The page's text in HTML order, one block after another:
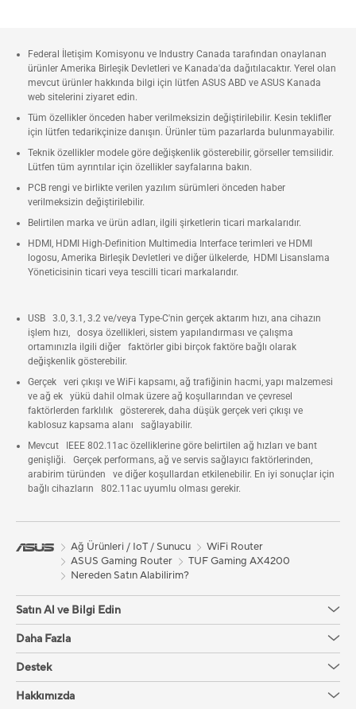
Federal İletişim Komisyonu ve Industry Canada tarafından onaylanan
ürünler Amerika Birleşik Devletleri ve Kanada'da dağıtılacaktır. Yerel olan
mevcut ürünler hakkında bilgi için lütfen ASUS ABD ve ASUS Kanada
web sitelerini ziyaret edin.
Tüm özellikler önceden haber verilmeksizin değiştirilebilir. Kesin teklifler
için lütfen tedarikçinize danışın. Ürünler tüm pazarlarda bulunmayabilir.
Teknik özellikler modele göre değişkenlik gösterebilir, görseller temsilidir.
Lütfen tüm ayrıntılar için özellikler sayfalarına bakın.
PCB rengi ve birlikte verilen yazılım sürümleri önceden haber
verilmeksizin değiştirilebilir.
Belirtilen marka ve ürün adları, ilgili şirketlerin ticari markalarıdır.
HDMI, HDMI High-Definition Multimedia Interface terimleri ve HDMI
logosu, Amerika Birleşik Devletleri ve diğer ülkelerde, HDMI Lisanslama
Yöneticisinin ticari veya tescilli ticari markalarıdır.
USB 3.0, 3.1, 3.2 ve/veya Type-C'nin gerçek aktarım hızı, ana cihazın
işlem hızı, dosya özellikleri, sistem yapılandırması ve çalışma
ortamınızla ilgili diğer faktörler gibi birçok faktöre bağlı olarak
değişkenlik gösterebilir.
Gerçek veri çıkışı ve WiFi kapsamı, ağ trafiğinin hacmi, yapı malzemesi
ve ağ ek yükü dahil olmak üzere ağ koşullarından ve çevresel
faktörlerden farklılık göstererek, daha düşük gerçek veri çıkışı ve
kablosuz kapsama alanı sağlayabilir.
Mevcut IEEE 802.11ac özelliklerine göre belirtilen ağ hızları ve bant
genişliği. Gerçek performans, ağ ve servis sağlayıcı faktörlerinden,
arabirim türünden ve diğer koşullardan etkilenebilir. En iyi sonuçlar için
bağlı cihazların 802.11ac uyumlu olması gerekir.
Ağ Ürünleri / IoT / Sunucu
WiFi Router
ASUS Gaming Router
TUF Gaming AX4200
Nereden Satın Alabilirim?
Satın Al ve Bilgi Edin
Daha Fazla
Destek
Hakkımızda